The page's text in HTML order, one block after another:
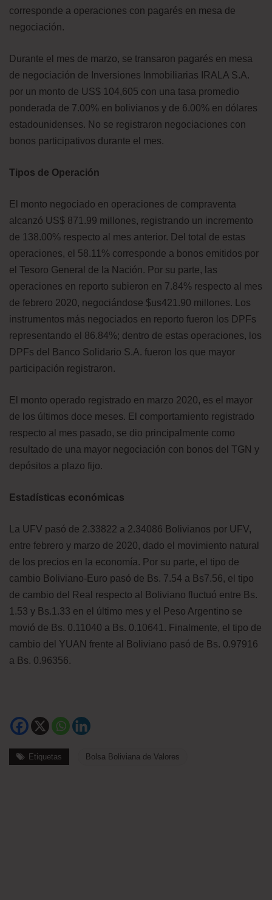
corresponde a operaciones con pagarés en mesa de
negociación.
Durante el mes de marzo, se transaron pagarés en mesa
de negociación de Inversiones Inmobiliarias IRALA S.A.
por un monto de US$ 104,605 con una tasa promedio
ponderada de 7.00% en bolivianos y de 6.00% en dólares
estadounidenses. No se registraron negociaciones con
bonos participativos durante el mes.
Tipos de Operación
El monto negociado en operaciones de compraventa
alcanzó US$ 871.99 millones, registrando un incremento
de 138.00% respecto al mes anterior. Del total de estas
operaciones, el 58.11% corresponde a bonos emitidos por
el Tesoro General de la Nación. Por su parte, las
operaciones en reporto subieron en 7.84% respecto al mes
de febrero 2020, negociándose $us421.90 millones. Los
instrumentos más negociados en reporto fueron los DPFs
representando el 86.84%; dentro de estas operaciones, los
DPFs del Banco Solidario S.A. fueron los que mayor
participación registraron.
El monto operado registrado en marzo 2020, es el mayor
de los últimos doce meses. El comportamiento registrado
respecto al mes pasado, se dio principalmente como
resultado de una mayor negociación con bonos del TGN y
depósitos a plazo fijo.
Estadísticas económicas
La UFV pasó de 2.33822 a 2.34086 Bolivianos por UFV,
entre febrero y marzo de 2020, dado el movimiento natural
de los precios en la economía. Por su parte, el tipo de
cambio Boliviano-Euro pasó de Bs. 7.54 a Bs7.56, el tipo
de cambio del Real respecto al Boliviano fluctuó entre Bs.
1.53 y Bs.1.33 en el último mes y el Peso Argentino se
movió de Bs. 0.11040 a Bs. 0.10641. Finalmente, el tipo de
cambio del YUAN frente al Boliviano pasó de Bs. 0.97916
a Bs. 0.96356.
Etiquetas Bolsa Boliviana de Valores